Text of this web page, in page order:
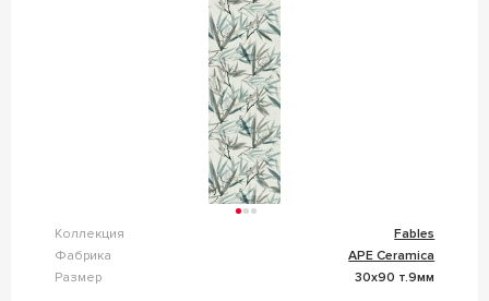
Коллекция
Fables
Фабрика
APE Ceramica
Размер
30x90 т.9мм